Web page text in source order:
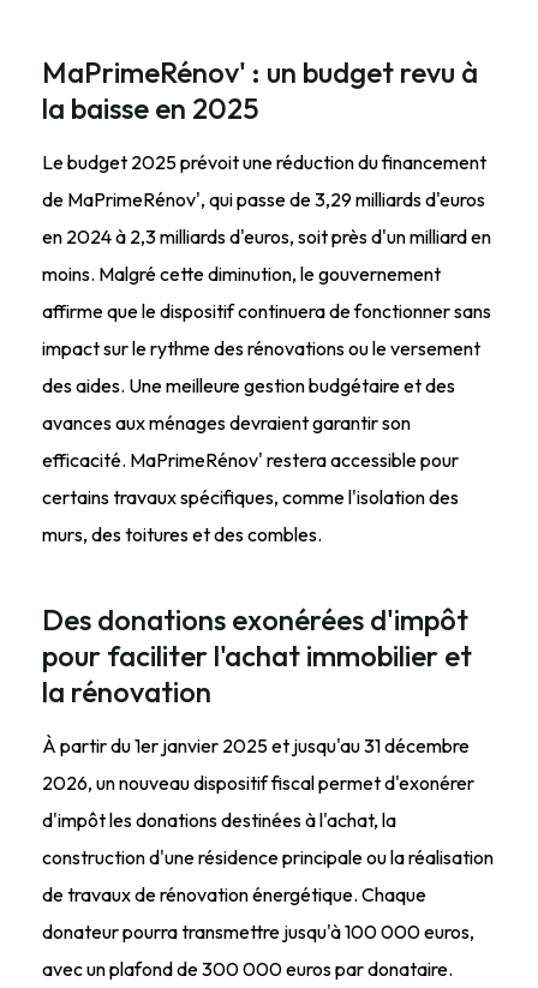
MaPrimeRénov' : un budget revu à
la baisse en 2025
Le budget 2025 prévoit une réduction du financement
de MaPrimeRénov', qui passe de 3,29 milliards d'euros
en 2024 à 2,3 milliards d'euros, soit près d'un milliard en
moins. Malgré cette diminution, le gouvernement
affirme que le dispositif continuera de fonctionner sans
impact sur le rythme des rénovations ou le versement
des aides. Une meilleure gestion budgétaire et des
avances aux ménages devraient garantir son
efficacité. MaPrimeRénov' restera accessible pour
certains travaux spécifiques, comme l'isolation des
murs, des toitures et des combles.
Des donations exonérées d'impôt
pour faciliter l'achat immobilier et
la rénovation
À partir du 1er janvier 2025 et jusqu'au 31 décembre
2026, un nouveau dispositif fiscal permet d'exonérer
d'impôt les donations destinées à l'achat, la
construction d'une résidence principale ou la réalisation
de travaux de rénovation énergétique. Chaque
donateur pourra transmettre jusqu'à 100 000 euros,
avec un plafond de 300 000 euros par donataire.